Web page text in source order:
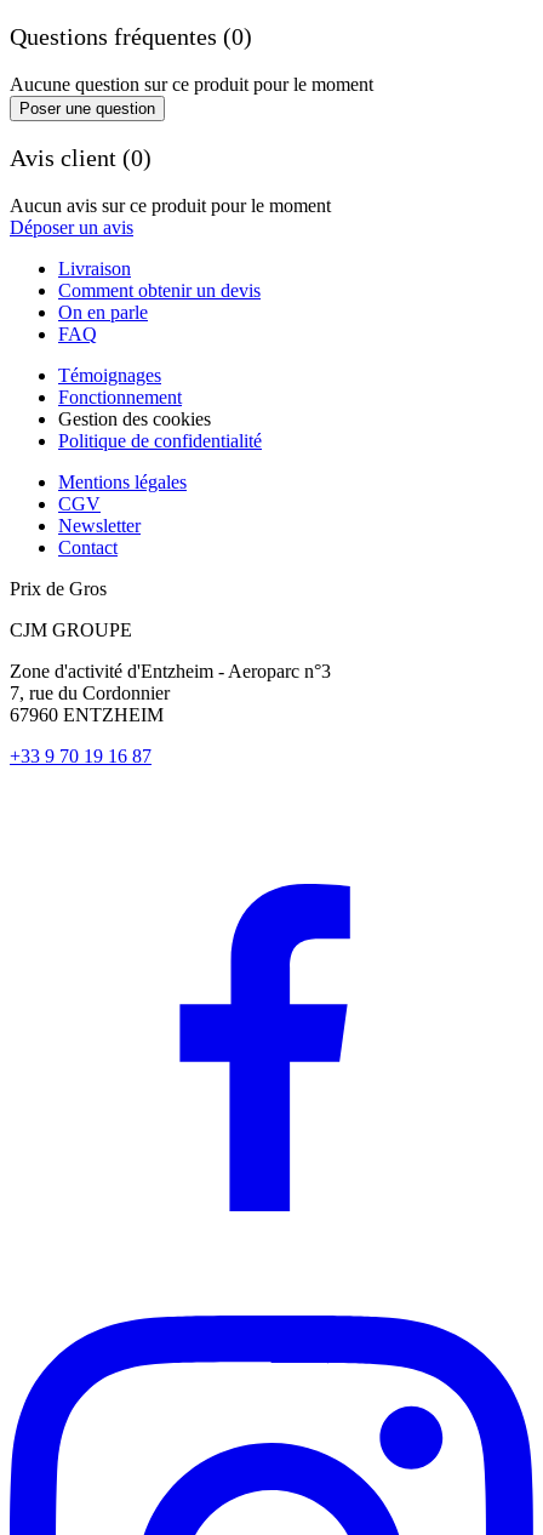
Questions fréquentes (0)
Aucune question sur ce produit pour le moment
Poser une question
Avis client (0)
Aucun avis sur ce produit pour le moment
Déposer un avis
Livraison
Comment obtenir un devis
On en parle
FAQ
Témoignages
Fonctionnement
Gestion des cookies
Politique de confidentialité
Mentions légales
CGV
Newsletter
Contact
Prix de Gros
CJM GROUPE
Zone d'activité d'Entzheim - Aeroparc n°3
7, rue du Cordonnier
67960 ENTZHEIM
+33 9 70 19 16 87